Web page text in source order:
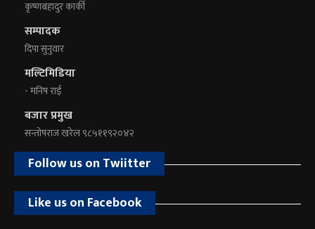
कृष्णबहादुर कार्की
सम्पादक
दिपा सुनुवार
मल्टिमिडिया
- मनिष राई
बजार प्रमुख
सन्तोषराज खरेल ९८५११९२०४२
Follow us on Twiitter
Like us on Facebook